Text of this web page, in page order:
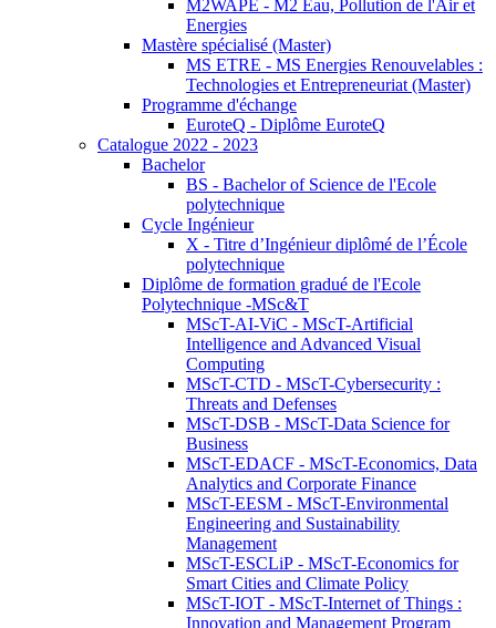
M2WAPE - M2 Eau, Pollution de l'Air et
Energies
Mastère spécialisé (Master)
MS ETRE - MS Energies Renouvelables :
Technologies et Entrepreneuriat (Master)
Programme d'échange
EuroteQ - Diplôme EuroteQ
Catalogue 2022 - 2023
Bachelor
BS - Bachelor of Science de l'Ecole
polytechnique
Cycle Ingénieur
X - Titre d’Ingénieur diplômé de l’École
polytechnique
Diplôme de formation gradué de l'Ecole
Polytechnique -MSc&T
MScT-AI-ViC - MScT-Artificial
Intelligence and Advanced Visual
Computing
MScT-CTD - MScT-Cybersecurity :
Threats and Defenses
MScT-DSB - MScT-Data Science for
Business
MScT-EDACF - MScT-Economics, Data
Analytics and Corporate Finance
MScT-EESM - MScT-Environmental
Engineering and Sustainability
Management
MScT-ESCLiP - MScT-Economics for
Smart Cities and Climate Policy
MScT-IOT - MScT-Internet of Things :
Innovation and Management Program